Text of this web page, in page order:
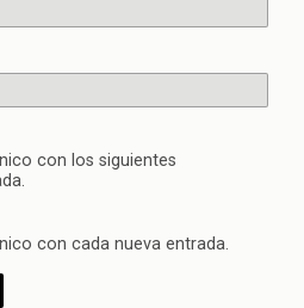
con los siguientes
con cada nueva entrada.